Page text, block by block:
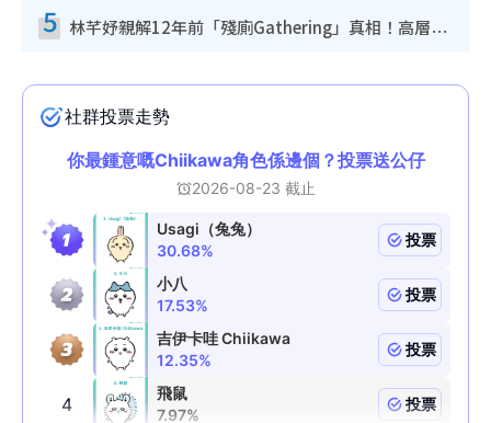
5 林芊妤親解12年前「殘廁Gathering」真相！高層解約一句話重創尊嚴至今拒返TVB